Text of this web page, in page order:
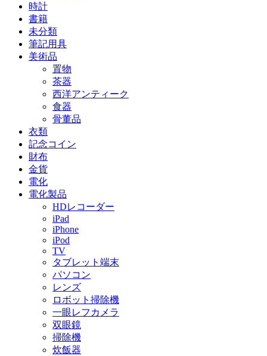
時計
書籍
未分類
筆記用具
美術品
置物
茶器
西洋アンティーク
食器
骨董品
衣類
記念コイン
財布
金貨
電化
電化製品
HDレコーダー
iPad
iPhone
iPod
TV
タブレット端末
パソコン
レンズ
ロボット掃除機
一眼レフカメラ
双眼鏡
掃除機
炊飯器